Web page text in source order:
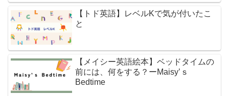
【トド英語】レベルKで気が付いたこ
と
【メイシー英語絵本】ベッドタイムの
前には、何をする？ーMaisy’ｓ
Bedtime